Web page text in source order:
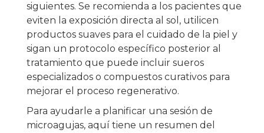
siguientes. Se recomienda a los pacientes que
eviten la exposición directa al sol, utilicen
productos suaves para el cuidado de la piel y
sigan un protocolo específico posterior al
tratamiento que puede incluir sueros
especializados o compuestos curativos para
mejorar el proceso regenerativo.
Para ayudarle a planificar una sesión de
microagujas, aquí tiene un resumen del